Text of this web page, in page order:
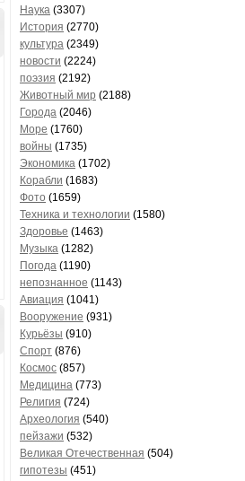
Наука (3307)
История (2770)
культура (2349)
новости (2224)
поэзия (2192)
Животный мир (2188)
Города (2046)
Море (1760)
войны (1735)
Экономика (1702)
Корабли (1683)
Фото (1659)
Техника и технологии (1580)
Здоровье (1463)
Музыка (1282)
Погода (1190)
непознанное (1143)
Авиация (1041)
Вооружение (931)
Курьёзы (910)
Спорт (876)
Космос (857)
Медицина (773)
Религия (724)
Археология (540)
пейзажи (532)
Великая Отечественная (504)
гипотезы (451)